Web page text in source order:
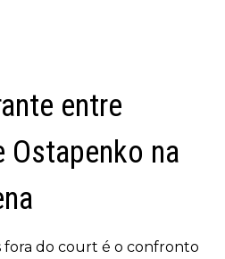
entre
na
fora do court é o confronto